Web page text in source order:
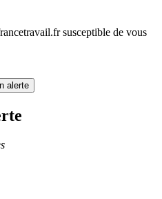
susceptible de vous
alerte